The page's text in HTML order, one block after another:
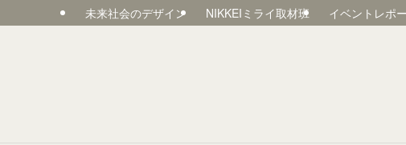
未来社会のデザイン NIKKEIミライ取材班 イベントレポ